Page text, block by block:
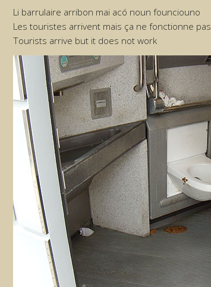
Li barrulaire arribon mai acó noun founciouno
Les touristes arrivent mais ça ne fonctionne pas
Tourists arrive but it does not work